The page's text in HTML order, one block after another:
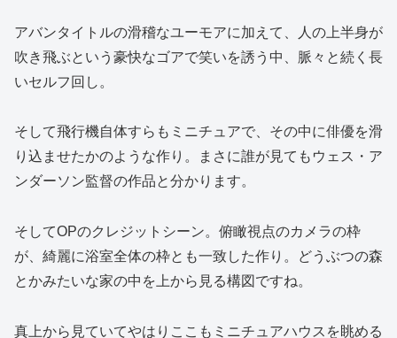
アバンタイトルの滑稽なユーモアに加えて、人の上半身が
吹き飛ぶという豪快なゴアで笑いを誘う中、脈々と続く長
いセルフ回し。
そして飛行機自体すらもミニチュアで、その中に俳優を滑
り込ませたかのような作り。まさに誰が見てもウェス・ア
ンダーソン監督の作品と分かります。
そしてOPのクレジットシーン。俯瞰視点のカメラの枠
が、綺麗に浴室全体の枠とも一致した作り。どうぶつの森
とかみたいな家の中を上から見る構図ですね。
真上から見ていてやはりここもミニチュアハウスを眺める